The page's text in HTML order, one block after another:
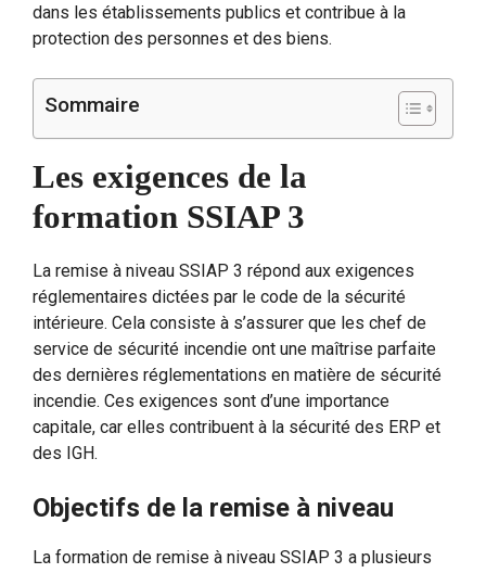
dans les établissements publics et contribue à la
protection des personnes et des biens.
Sommaire
Les exigences de la
formation SSIAP 3
La remise à niveau SSIAP 3 répond aux exigences
réglementaires dictées par le code de la sécurité
intérieure. Cela consiste à s’assurer que les chef de
service de sécurité incendie ont une maîtrise parfaite
des dernières réglementations en matière de sécurité
incendie. Ces exigences sont d’une importance
capitale, car elles contribuent à la sécurité des ERP et
des IGH.
Objectifs de la remise à niveau
La formation de remise à niveau SSIAP 3 a plusieurs